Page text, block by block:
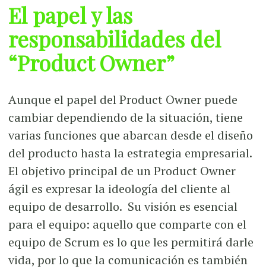
El papel y las
responsabilidades del
“Product Owner”
Aunque el papel del Product Owner puede
cambiar dependiendo de la situación, tiene
varias funciones que abarcan desde el diseño
del producto hasta la estrategia empresarial.
El objetivo principal de un Product Owner
ágil es expresar la ideología del cliente al
equipo de desarrollo. Su visión es esencial
para el equipo: aquello que comparte con el
equipo de Scrum es lo que les permitirá darle
vida, por lo que la comunicación es también